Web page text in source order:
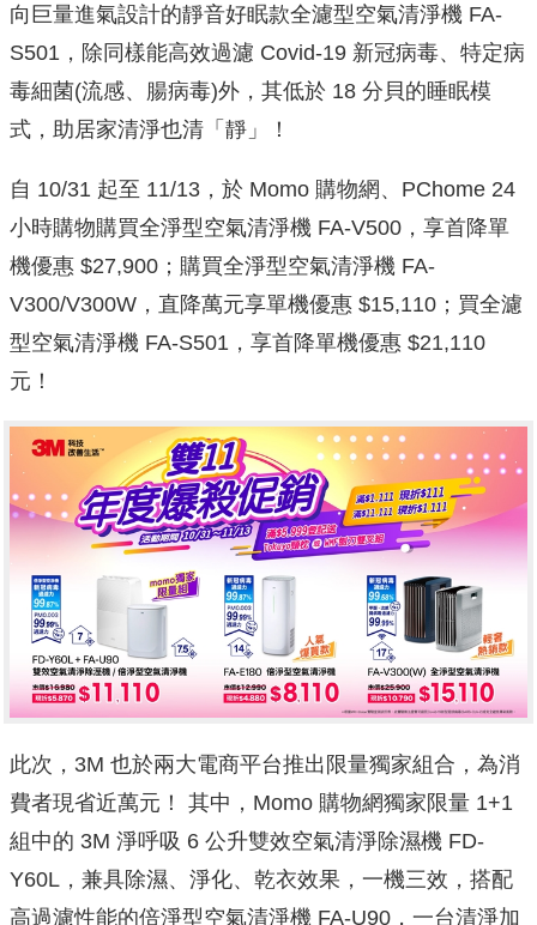
向巨量進氣設計的靜音好眠款全濾型空氣清淨機 FA-
S501，除同樣能高效過濾 Covid-19 新冠病毒、特定病
毒細菌(流感、腸病毒)外，其低於 18 分貝的睡眠模
式，助居家清淨也清「靜」！
自 10/31 起至 11/13，於 Momo 購物網、PChome 24
小時購物購買全淨型空氣清淨機 FA-V500，享首降單
機優惠 $27,900；購買全淨型空氣清淨機 FA-
V300/V300W，直降萬元享單機優惠 $15,110；買全濾
型空氣清淨機 FA-S501，享首降單機優惠 $21,110
元！
此次，3M 也於兩大電商平台推出限量獨家組合，為消
費者現省近萬元！ 其中，Momo 購物網獨家限量 1+1
組中的 3M 淨呼吸 6 公升雙效空氣清淨除濕機 FD-
Y60L，兼具除濕、淨化、乾衣效果，一機三效，搭配
高過濾性能的倍淨型空氣清淨機 FA-U90，一台清淨加